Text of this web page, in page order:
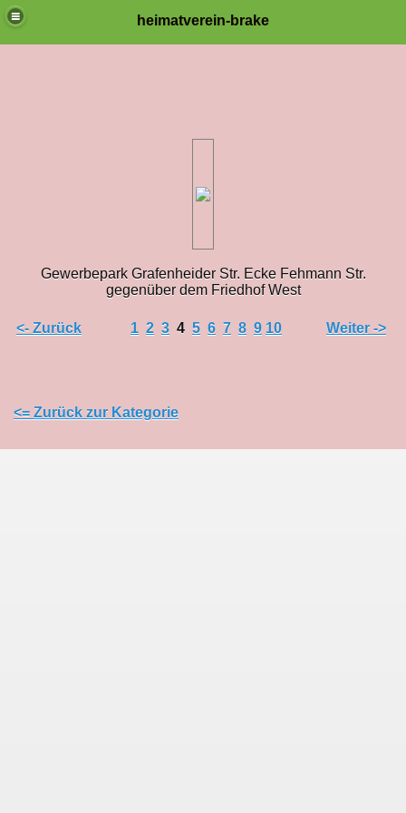
heimatverein-brake
Gewerbepark Grafenheider Str. Ecke Fehmann Str.
gegenüber dem Friedhof West
<- Zurück 1 2 3 4 5 6 7 8 9 10 Weiter ->
<= Zurück zur Kategorie